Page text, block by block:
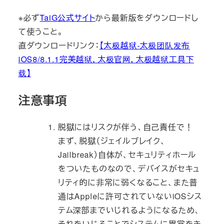
※必ずTaiG公式サイトから最新版をダウンロードし
て使うこと。
直ダウンロードリンク： 【太极越狱-太极团队发布
iOS8/8.1.1完美越狱，太极官网，太极越狱工具下
载】
注意事項
脱獄にはリスクが伴う、自己責任で！
まず、脱獄（ジェイルブレイク、
Jailbreak）自体が、セキュリティホール
をついたものなので、デバイスがセキュ
リティ的に非常に弱くなること、また普
通はAppleに許可されていないiOSシス
テム深部までいじれるようになるため、